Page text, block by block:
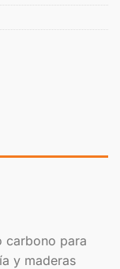
carbono para
y maderas